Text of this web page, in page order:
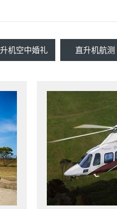
机空中婚礼 直升机航测